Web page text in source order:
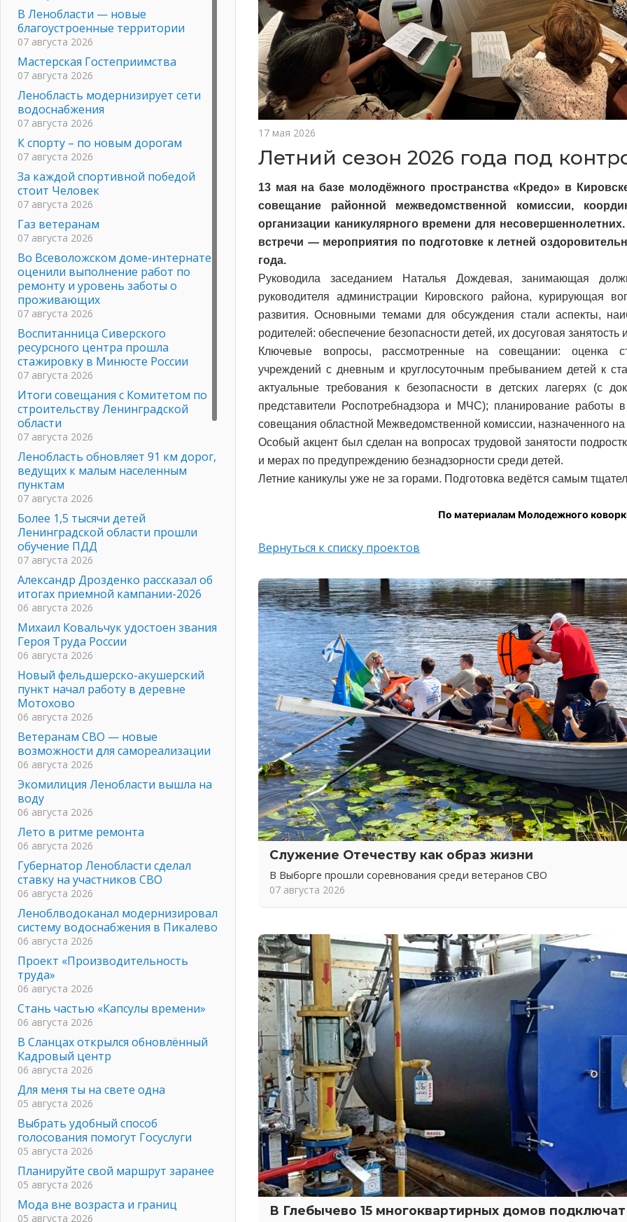
17 мая 2026
Летний сезон 2026 года под
13 мая на базе молодёжного пространства «Кредо» в
совещание районной межведомственной комиссии,
организации каникулярного времени для несовершеннолетних.
встречи — мероприятия по подготовке к летней
года.
Руководила заседанием Наталья Дождевая, занимающая
руководителя администрации Кировского района, курирующая
развития. Основными темами для обсуждения стали аспекты,
родителей: обеспечение безопасности детей, их досуговая занятость
Ключевые вопросы, рассмотренные на совещании: оценка
учреждений с дневным и круглосуточным пребыванием детей к
актуальные требования к безопасности в детских лагерях (с
представители Роспотребнадзора и МЧС); планирование работы
совещания областной Межведомственной комиссии, назначенного
Особый акцент был сделан на вопросах трудовой занятости
и мерах по предупреждению безнадзорности среди детей.
Летние каникулы уже не за горами. Подготовка ведётся самым
По материалам Молодежного
Вернуться к списку проектов
Служение Отечеству как образ жизни
В Выборге прошли соревнования среди ветеранов СВО
07 августа 2026
В Глебычево 15 многоквартирных домов подключат
В Ленобласти — новые
благоустроенные территории
07 августа 2026
Мастерская Гостеприимства
07 августа 2026
Ленобласть модернизирует сети
водоснабжения
07 августа 2026
К спорту – по новым дорогам
07 августа 2026
За каждой спортивной победой
стоит Человек
07 августа 2026
Газ ветеранам
07 августа 2026
Во Всеволожском доме-интернате
оценили выполнение работ по
ремонту и уровень заботы о
проживающих
07 августа 2026
Воспитанница Сиверского
ресурсного центра прошла
стажировку в Минюсте России
07 августа 2026
Итоги совещания с Комитетом по
строительству Ленинградской
области
07 августа 2026
Ленобласть обновляет 91 км дорог,
ведущих к малым населенным
пунктам
07 августа 2026
Более 1,5 тысячи детей
Ленинградской области прошли
обучение ПДД
07 августа 2026
Александр Дрозденко рассказал об
итогах приемной кампании-2026
06 августа 2026
Михаил Ковальчук удостоен звания
Героя Труда России
06 августа 2026
Новый фельдшерско-акушерский
пункт начал работу в деревне
Мотохово
06 августа 2026
Ветеранам СВО — новые
возможности для самореализации
06 августа 2026
Экомилиция Ленобласти вышла на
воду
06 августа 2026
Лето в ритме ремонта
06 августа 2026
Губернатор Ленобласти сделал
ставку на участников СВО
06 августа 2026
Леноблводоканал модернизировал
систему водоснабжения в Пикалево
06 августа 2026
Проект «Производительность
труда»
06 августа 2026
Стань частью «Капсулы времени»
06 августа 2026
В Сланцах открылся обновлённый
Кадровый центр
06 августа 2026
Для меня ты на свете одна
05 августа 2026
Выбрать удобный способ
голосования помогут Госуслуги
05 августа 2026
Планируйте свой маршрут заранее
05 августа 2026
Мода вне возраста и границ
05 августа 2026